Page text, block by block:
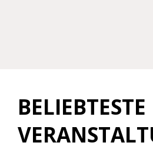
BELIEBTESTE